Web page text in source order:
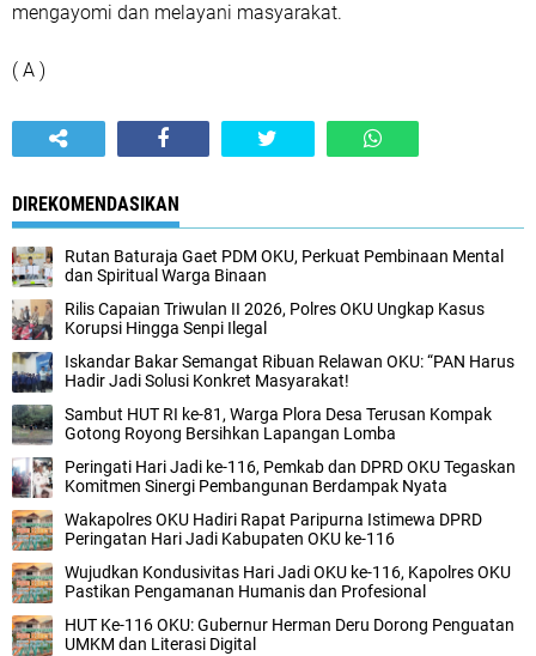
mengayomi dan melayani masyarakat.
( A )
DIREKOMENDASIKAN
Rutan Baturaja Gaet PDM OKU, Perkuat Pembinaan Mental
dan Spiritual Warga Binaan
Rilis Capaian Triwulan II 2026, Polres OKU Ungkap Kasus
Korupsi Hingga Senpi Ilegal
Iskandar Bakar Semangat Ribuan Relawan OKU: “PAN Harus
Hadir Jadi Solusi Konkret Masyarakat!
Sambut HUT RI ke-81, Warga Plora Desa Terusan Kompak
Gotong Royong Bersihkan Lapangan Lomba
Peringati Hari Jadi ke-116, Pemkab dan DPRD OKU Tegaskan
Komitmen Sinergi Pembangunan Berdampak Nyata
Wakapolres OKU Hadiri Rapat Paripurna Istimewa DPRD
Peringatan Hari Jadi Kabupaten OKU ke-116
Wujudkan Kondusivitas Hari Jadi OKU ke-116, Kapolres OKU
Pastikan Pengamanan Humanis dan Profesional
HUT Ke-116 OKU: Gubernur Herman Deru Dorong Penguatan
UMKM dan Literasi Digital